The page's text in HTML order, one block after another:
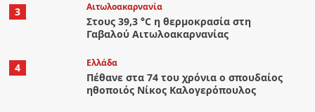
3
Αιτωλοακαρνανία
Στους 39,3 °C η θερμοκρασία στη
Γαβαλού Αιτωλοακαρνανίας
4 Ελλάδα
Πέθανε στα 74 του χρόνια ο σπουδαίος
ηθοποιός Νίκος Καλογερόπουλος